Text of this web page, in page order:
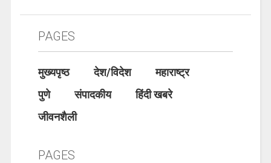
PAGES
मुख्यपृष्ठ देश/विदेश
महाराष्ट्र
पुणे
संपादकीय
हिंदी खबरे
जीवनशैली
PAGES